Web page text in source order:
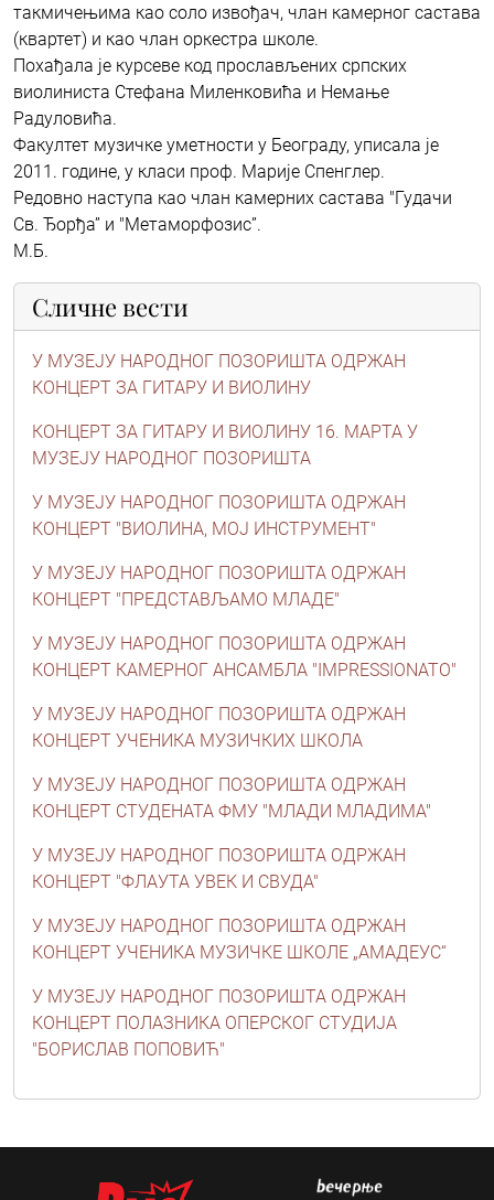
такмичењима као соло извођач, члан камерног састава
(квартет) и као члан оркестра школе.
Похађала је курсеве код прослављених српских
виолиниста Стефана Миленковића и Немање
Радуловића.
Факултет музичке уметности у Београду, уписала је
2011. године, у класи проф. Марије Спенглер.
Редовно наступа као члан камерних састава "Гудачи
Св. Ђорђа” и "Метаморфозис”.
М.Б.
Сличне вести
У МУЗЕЈУ НАРОДНОГ ПОЗОРИШТА ОДРЖАН
КОНЦЕРТ ЗА ГИТАРУ И ВИОЛИНУ
КОНЦЕРТ ЗА ГИТАРУ И ВИОЛИНУ 16. МАРТА У
МУЗЕЈУ НАРОДНОГ ПОЗОРИШТА
У МУЗЕЈУ НАРОДНОГ ПОЗОРИШТА ОДРЖАН
КОНЦЕРТ "ВИОЛИНА, МОЈ ИНСТРУМЕНТ"
У МУЗЕЈУ НАРОДНОГ ПОЗОРИШТА ОДРЖАН
КОНЦЕРТ "ПРЕДСТАВЉАМО МЛАДЕ"
У МУЗЕЈУ НАРОДНОГ ПОЗОРИШТА ОДРЖАН
КОНЦЕРТ КАМЕРНОГ АНСАМБЛА "IMPRESSIONATO"
У МУЗЕЈУ НАРОДНОГ ПОЗОРИШТА ОДРЖАН
КОНЦЕРТ УЧЕНИКА МУЗИЧКИХ ШКОЛА
У МУЗЕЈУ НАРОДНОГ ПОЗОРИШТА ОДРЖАН
КОНЦЕРТ СТУДЕНАТА ФМУ "МЛАДИ МЛАДИМА"
У МУЗЕЈУ НАРОДНОГ ПОЗОРИШТА ОДРЖАН
КОНЦЕРТ "ФЛАУТА УВЕК И СВУДА"
У МУЗЕЈУ НАРОДНОГ ПОЗОРИШТА ОДРЖАН
КОНЦЕРТ УЧЕНИКА МУЗИЧКЕ ШКОЛЕ „АМАДЕУС“
У МУЗЕЈУ НАРОДНОГ ПОЗОРИШТА ОДРЖАН
КОНЦЕРТ ПОЛАЗНИКА ОПЕРСКОГ СТУДИЈА
"БОРИСЛАВ ПОПОВИЋ"